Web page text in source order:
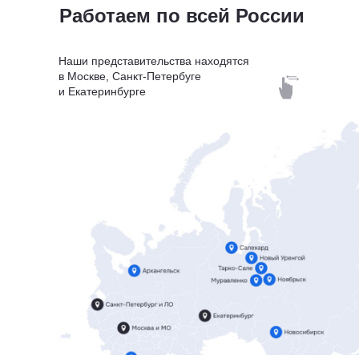
Работаем по всей России
Наши представительства находятся
в Москве, Санкт-Петербуге
и Екатеринбурге